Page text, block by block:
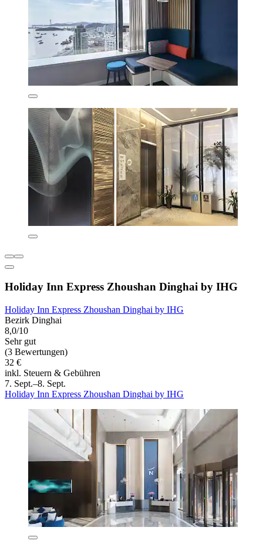
Holiday Inn Express Zhoushan Dinghai by IHG
Holiday Inn Express Zhoushan Dinghai by IHG
Bezirk Dinghai
8,0/10
Sehr gut
(3 Bewertungen)
32 €
inkl. Steuern & Gebühren
7. Sept.–8. Sept.
Holiday Inn Express Zhoushan Dinghai by IHG